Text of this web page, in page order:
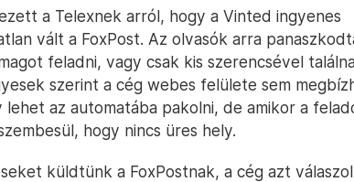
a Telexnek arról, hogy a Vinted ingyenes
vált a FoxPost. Az olvasók arra
feladni, vagy csak kis szerencsével
szerint a cég webes felülete sem
az automatába pakolni, de amikor a
hogy nincs üres hely.
küldtünk a FoxPostnak, a cég azt